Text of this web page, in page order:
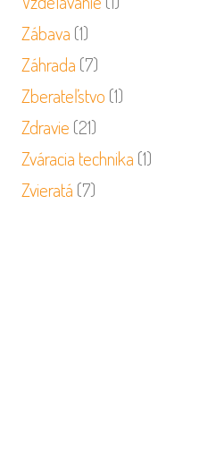
Zábava (1)
Záhrada (7)
Zberateľstvo (1)
Zdravie (21)
Zváracia technika (1)
Zvieratá (7)